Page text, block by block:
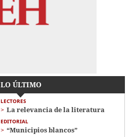
LO ÚLTIMO
LECTORES
La relevancia de la literatura
EDITORIAL
“Municipios blancos”